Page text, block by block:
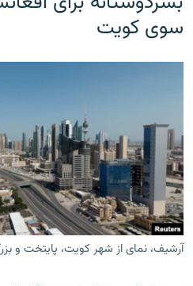
سوی کویت
آرشیف، نمای از شهر کویت، پایتخت و